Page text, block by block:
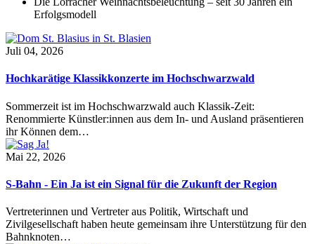
Erfolgsmodell
Juli 04, 2026
Hochkarätige Klassikkonzerte im Hochschwarzwald
Sommerzeit ist im Hochschwarzwald auch Klassik-Zeit:
Renommierte Künstler:innen aus dem In- und Ausland präsentieren
ihr Können dem…
Mai 22, 2026
S-Bahn - Ein Ja ist ein Signal für die Zukunft der Region
Vertreterinnen und Vertreter aus Politik, Wirtschaft und
Zivilgesellschaft haben heute gemeinsam ihre Unterstützung für den
Bahnknoten…